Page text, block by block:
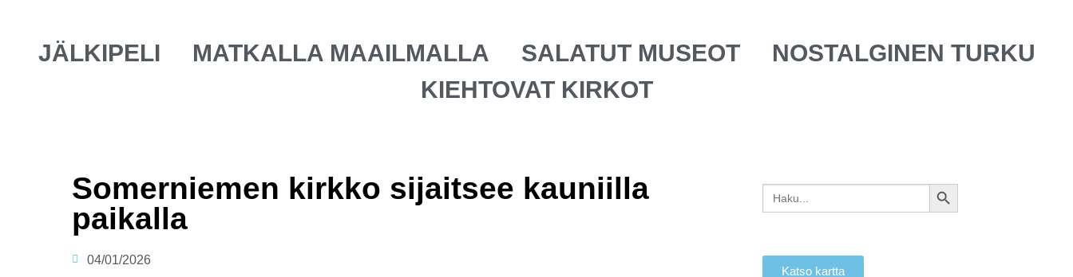
JÄLKIPELI MATKALLA MAAILMALLA SALATUT MUSEOT
NOSTALGINEN TURKU
KIEHTOVAT KIRKOT
Somerniemen kirkko sijaitsee kauniilla
paikalla
04/01/2026
Search
for:
SEARCH
Katso kartta